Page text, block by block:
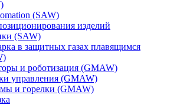
(SAW)
изделий
(SAW)
в защитных газах плавящимся
и роботизация (GMAW)
управления (GMAW)
и горелки (GMAW)